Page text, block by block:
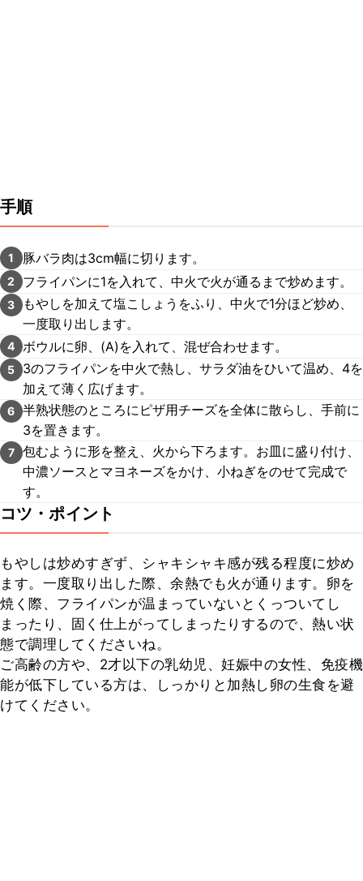
手順
1 豚バラ肉は3cm幅に切ります。
2 フライパンに1を入れて、中火で火が通るまで炒めます。
3
もやしを加えて塩こしょうをふり、中火で1分ほど炒め、
一度取り出します。
4 ボウルに卵、(A)を入れて、混ぜ合わせます。
5
3のフライパンを中火で熱し、サラダ油をひいて温め、4を
加えて薄く広げます。
6 半熟状態のところにピザ用チーズを全体に散らし、手前に
3を置きます。
7 包むように形を整え、火から下ろます。お皿に盛り付け、
中濃ソースとマヨネーズをかけ、小ねぎをのせて完成で
す。
コツ・ポイント
もやしは炒めすぎず、シャキシャキ感が残る程度に炒め
ます。一度取り出した際、余熱でも火が通ります。卵を
焼く際、フライパンが温まっていないとくっついてし
まったり、固く仕上がってしまったりするので、熱い状
態で調理してくださいね。
ご高齢の方や、2才以下の乳幼児、妊娠中の女性、免疫機
能が低下している方は、しっかりと加熱し卵の生食を避
けてください。